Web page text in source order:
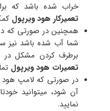
خراب شده باشد که
تعمیرکار هود ویرپول
همچنین در صورتی که
شما آب شده باشد نیز
برطرف کردن مشکل در
تعمیرات هود ویرپول
در صورتی که لامپ
آن شود، میتوانید
نمایید.